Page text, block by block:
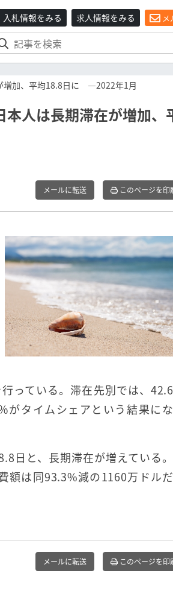
入札情報をみる 求人情報をみる メ
増加、平均18.8日に ―2022年1月
人は長期滞在が増加、
メールに転送 このページを印
っている。滞在先別では、
がタイムシェアという結果に
日と、長期滞在が増えている
額は同93.3%減の1160万ドル
メールに転送 このページを印